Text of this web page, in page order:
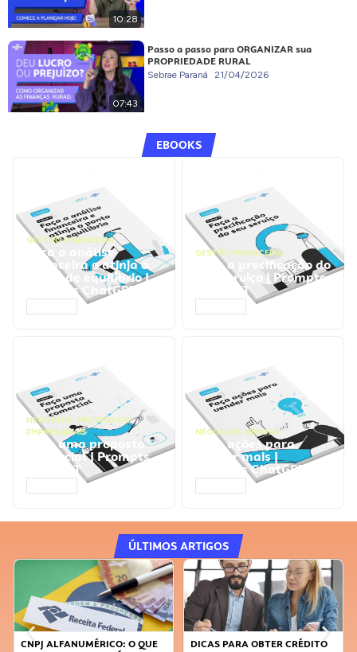
10:28
07:43
Passo a passo para ORGANIZAR sua
PROPRIEDADE RURAL
Sebrae Paraná 21/04/2026
EBOOKS
GESTÃO FINANCEIRA
Faça a análise
financeira e atinja o
ponto de equilíbrio |
Prompts ChatGPT
GESTÃO FINANCEIRA
Faça a precificação do
seu serviço | Prompts
ChatGPT
NEGÓCIOS, PROCESSOS
EMPRESARIAIS
Faça uma proposta
comercial | Prompts
ChatGPT
NEGÓCIOS, VENDAS
Faça ações para
vender mais |
Prompts ChatGPT
ÚLTIMOS ARTIGOS
DICAS PARA OBTER CRÉDITO
FAÇA A DIFERENÇA: SEJA